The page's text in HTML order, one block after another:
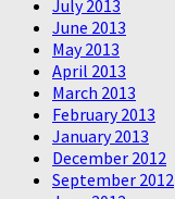
July 2013
June 2013
May 2013
April 2013
March 2013
February 2013
January 2013
December 2012
September 2012